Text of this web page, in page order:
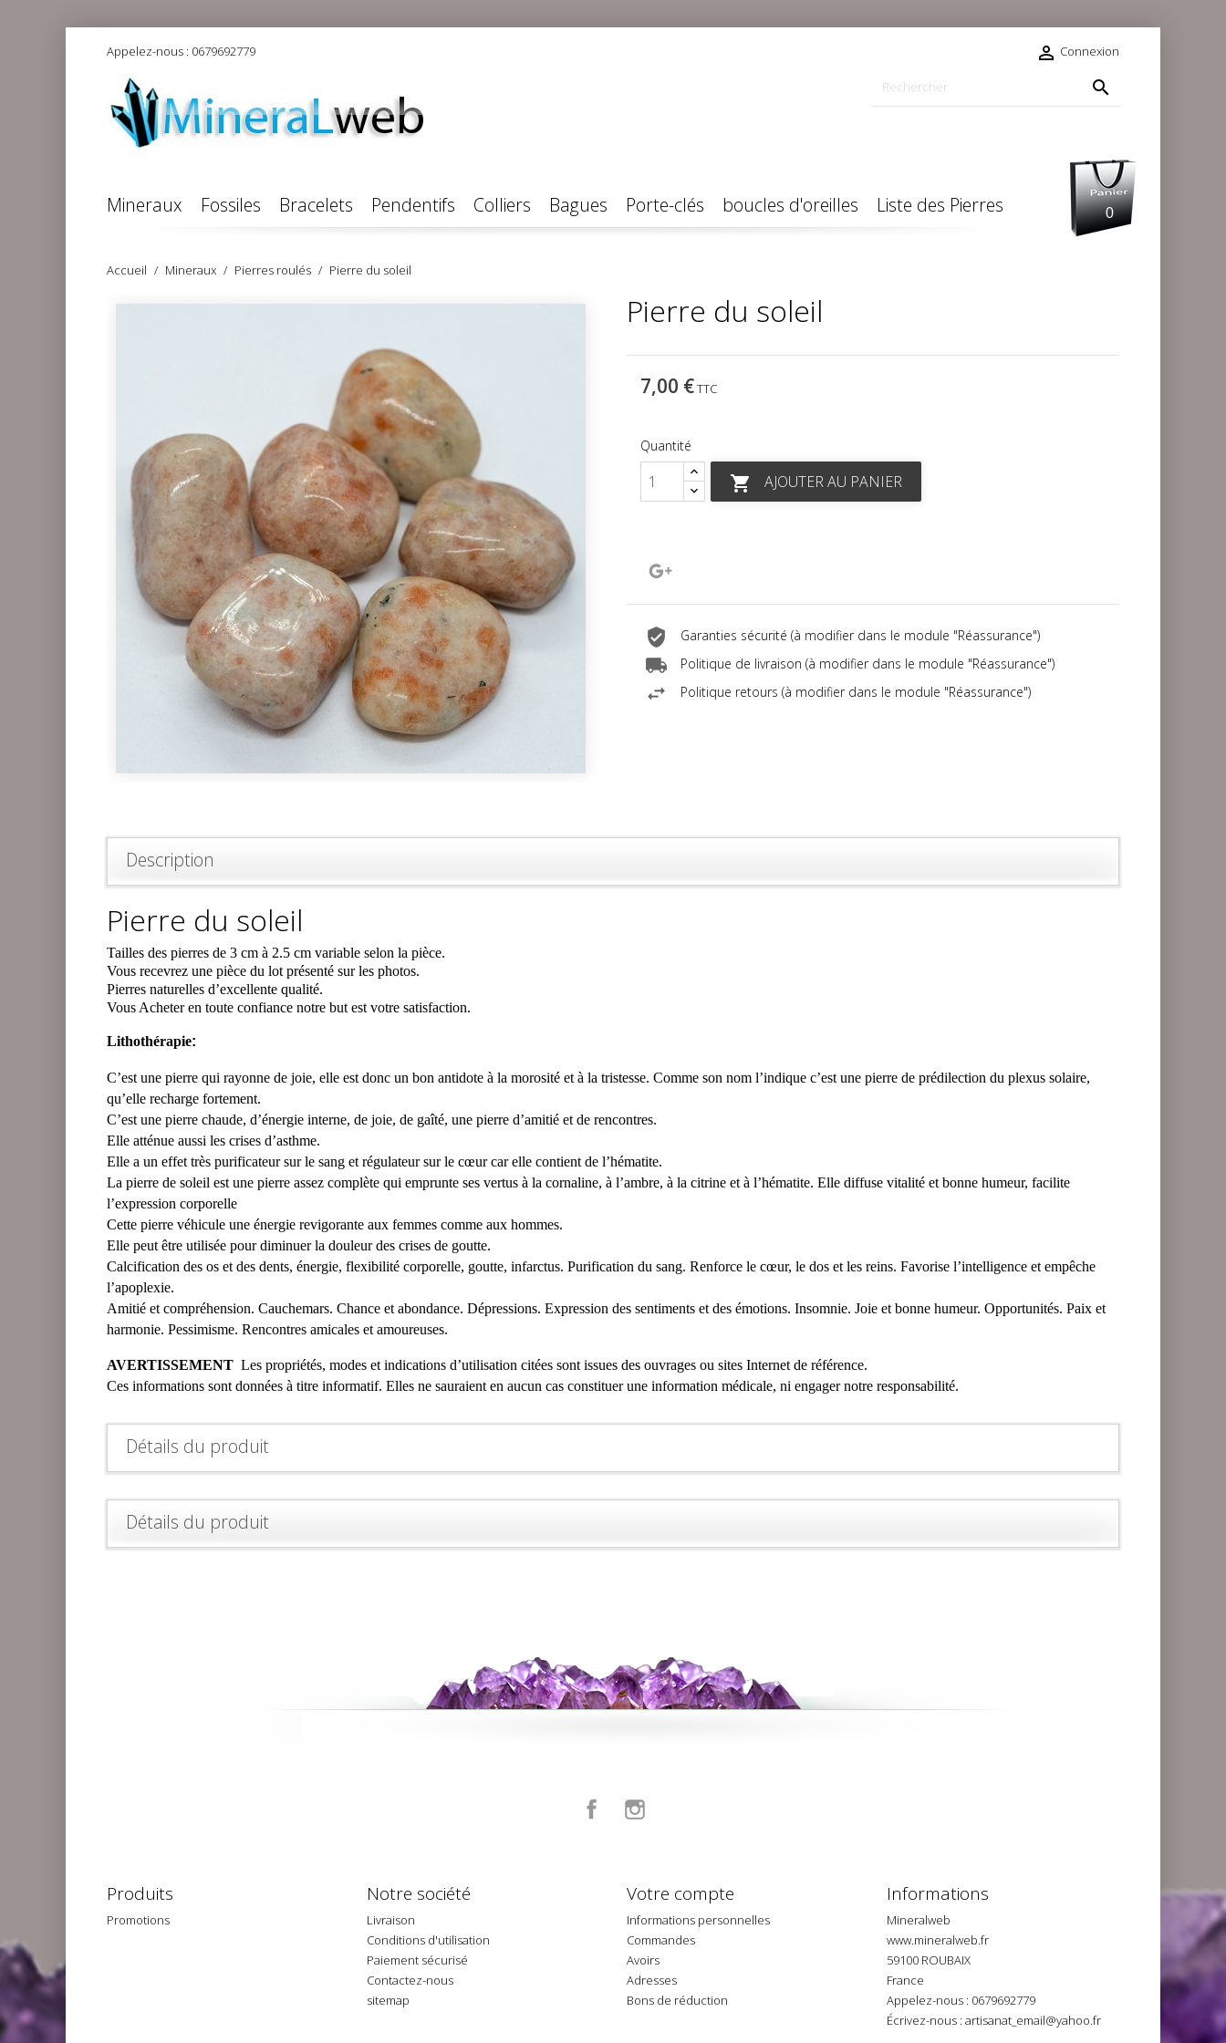
Appelez-nous : 0679692779  Connexion

Mineraux Fossiles Bracelets Pendentifs Colliers Bagues Porte-clés boucles d'oreilles Liste des Pierres 0
Accueil Mineraux Pierres roulés Pierre du soleil
Pierre du soleil
7,00 €TTC
Quantité
 AJOUTER AU PANIER
Garanties sécurité (à modifier dans le module "Réassurance")
Politique de livraison (à modifier dans le module "Réassurance")
Politique retours (à modifier dans le module "Réassurance")
Description
Pierre du soleil
Tailles des pierres de 3 cm à 2.5 cm variable selon la pièce.
Vous recevrez une pièce du lot présenté sur les photos.
Pierres naturelles d’excellente qualité.
Vous Acheter en toute confiance notre but est votre satisfaction.
Lithothérapie:
C’est une pierre qui rayonne de joie, elle est donc un bon antidote à la morosité et à la tristesse. Comme son nom l’indique c’est une pierre de prédilection du plexus solaire,
qu’elle recharge fortement.
C’est une pierre chaude, d’énergie interne, de joie, de gaîté, une pierre d’amitié et de rencontres.
Elle atténue aussi les crises d’asthme.
Elle a un effet très purificateur sur le sang et régulateur sur le cœur car elle contient de l’hématite.
La pierre de soleil est une pierre assez complète qui emprunte ses vertus à la cornaline, à l’ambre, à la citrine et à l’hématite. Elle diffuse vitalité et bonne humeur, facilite
l’expression corporelle
Cette pierre véhicule une énergie revigorante aux femmes comme aux hommes.
Elle peut être utilisée pour diminuer la douleur des crises de goutte.
Calcification des os et des dents, énergie, flexibilité corporelle, goutte, infarctus. Purification du sang. Renforce le cœur, le dos et les reins. Favorise l’intelligence et empêche
l’apoplexie.
Amitié et compréhension. Cauchemars. Chance et abondance. Dépressions. Expression des sentiments et des émotions. Insomnie. Joie et bonne humeur. Opportunités. Paix et
harmonie. Pessimisme. Rencontres amicales et amoureuses.
AVERTISSEMENT Les propriétés, modes et indications d’utilisation citées sont issues des ouvrages ou sites Internet de référence.
Ces informations sont données à titre informatif. Elles ne sauraient en aucun cas constituer une information médicale, ni engager notre responsabilité.
Détails du produit
Détails du produit
Facebook
Produits
Promotions
Notre société
Livraison
Conditions d'utilisation
Paiement sécurisé
Contactez-nous
sitemap
Votre compte
Informations personnelles
Commandes
Avoirs
Adresses
Bons de réduction
Informations
Mineralweb
www.mineralweb.fr
59100 ROUBAIX
France
Appelez-nous : 0679692779
Écrivez-nous : artisanat_email@yahoo.fr